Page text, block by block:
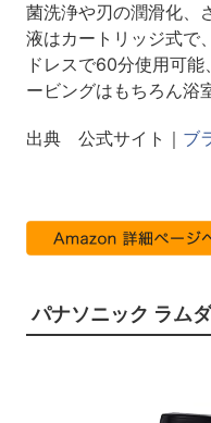
菌洗浄や刃の潤滑化、
液はカートリッジ式で
ドレスで60分使用可
ービングはもちろん浴
出典 公式サイト｜ ブ
パナソニック ラム